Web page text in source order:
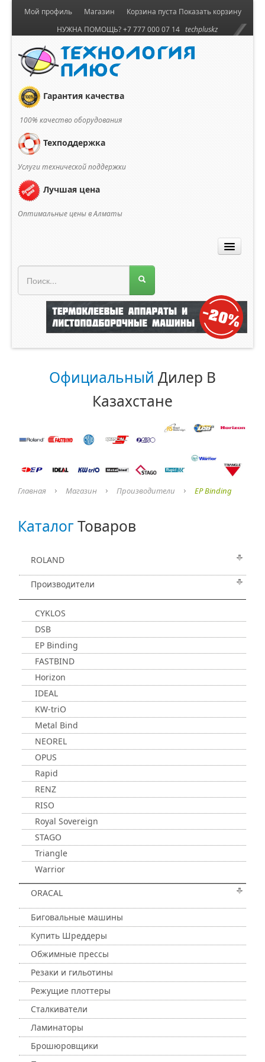
Корзина пуста Показать корзину
Мой профиль
Магазин
НУЖНА ПОМОЩЬ? +7 777 000 07 14 techpluskz
Гарантия качества
100% качество оборудования
Техподдержка
Услуги технической поддержки
Лучшая цена
Оптимальные цены в Алматы
Официальный Дилер В
Казахстане
Главная Магазин Производители EP Binding
КаталогТоваров
ROLAND
Производители
CYKLOS
DSB
EP Binding
FASTBIND
Horizon
IDEAL
KW-triO
Metal Bind
NEOREL
OPUS
Rapid
RENZ
RISO
Royal Sovereign
STAGO
Triangle
Warrior
ORACAL
Биговальные машины
Купить Шреддеры
Обжимные прессы
Резаки и гильотины
Режущие плоттеры
Сталкиватели
Ламинаторы
Брошюровщики